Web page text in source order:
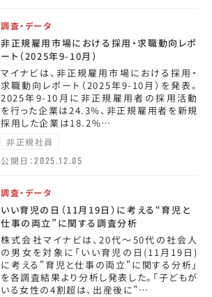
調査・データ
非正規雇用市場における採用・求職動向レポ
ート（2025年9-10月）
マイナビは、非正規雇用市場における採用・
求職動向レポート（2025年9-10月）を発表。
2025年9-10月に非正規雇用者の採用活動
を行った企業は24.3%、非正規雇用者を新規
採用した企業は18.2%…
非正規社員
公開日：2025.12.05
調査・データ
いい育児の日（11月19日）に考える“育児と
仕事の両立”に関する調査分析
株式会社マイナビは、20代～50代の社会人
の男女を対象に「いい育児の日(11月19日)
に考える"育児と仕事の両立"に関する分析」
を各調査結果より分析し発表した。「子どもが
いる女性の4割超は、出産後に"…